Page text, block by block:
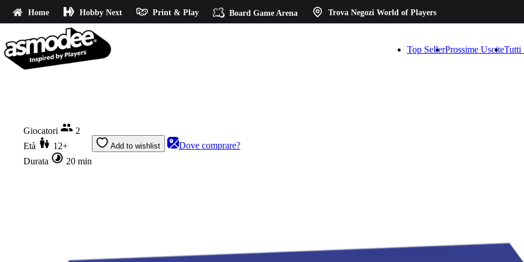
Home Hobby Next Print & Play Board Game Arena Trova Negozi World of Players
Top SellerProssime UsciteTutti
Giocatori
2
Età
12+
Durata
20 min
Add to wishlist Dove comprare?